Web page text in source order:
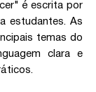
é escrita por
estudantes. As
temas do
clara e